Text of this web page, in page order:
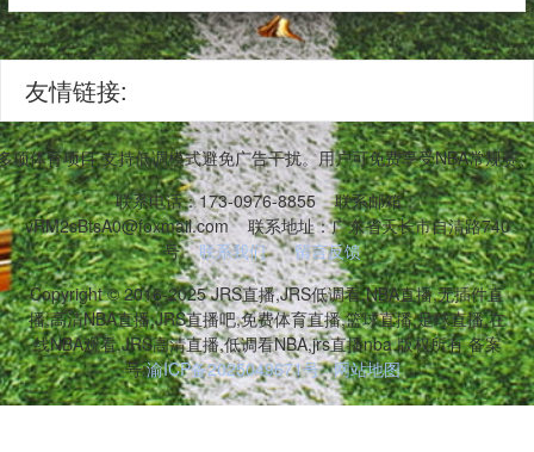
友情链接:
体育项目,支持低调模式避免广告干扰。用户可免费享受NBA常规
联系电话：173-0976-8855
联系邮箱：
vRM2sBtsA0@foxmail.com
联系地址：广东省天长市自清路740
号
联系我们
留言反馈
Copyright © 2016-2025 JRS直播,JRS低调看,NBA直播,无插件直
播,高清NBA直播,JRS直播吧,免费体育直播,篮球直播,足球直播,在
线NBA观看,JRS高清直播,低调看NBA,jrs直播nba 版权所有 备案
号:渝ICP备2025049671号 网站地图